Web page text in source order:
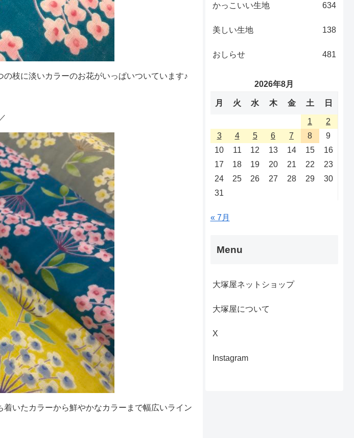
枝に淡いカラーのお花がいっぱいついています♪
いたカラーから鮮やかなカラーまで幅広いライン
かっこいい生地 634
美しい生地 138
おしらせ 481
2026年8月
月 火 水 木 金 土 日
1
2
3
4 5 6 7 8
9
10
11 12 13 14 15
16
17
18 19 20 21 22
23
24
25 26 27 28 29
30
31
« 7月
Menu
大塚屋ネットショップ
大塚屋について
X
Instagram